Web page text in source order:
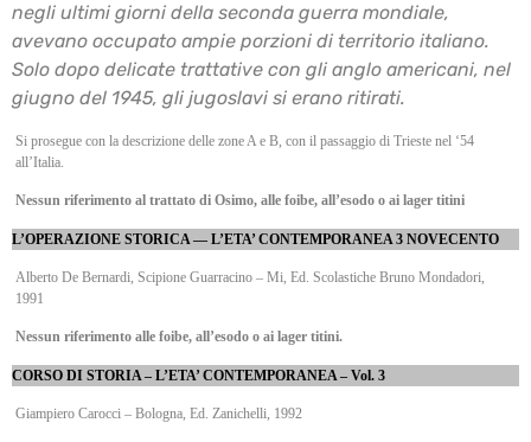
negli ultimi giorni della seconda guerra mondiale,
avevano occupato ampie porzioni di territorio italiano.
Solo dopo delicate trattative con gli anglo americani, nel
giugno del 1945, gli jugoslavi si erano ritirati.
Si prosegue con la descrizione delle zone A e B, con il passaggio di Trieste nel ‘54
all’Italia.
Nessun riferimento al trattato di Osimo, alle foibe, all’esodo o ai lager titini
L’OPERAZIONE STORICA — L’ETA’ CONTEMPORANEA 3 NOVECENTO
Alberto De Bernardi, Scipione Guarracino – Mi, Ed. Scolastiche Bruno Mondadori,
1991
Nessun riferimento alle foibe, all’esodo o ai lager titini.
CORSO DI STORIA – L’ETA’ CONTEMPORANEA – Vol. 3
Giampiero Carocci – Bologna, Ed. Zanichelli, 1992